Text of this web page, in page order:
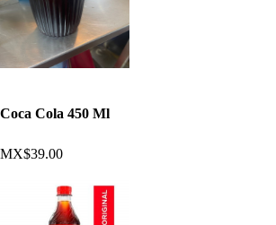
Coca Cola 450 Ml
MX$39.00